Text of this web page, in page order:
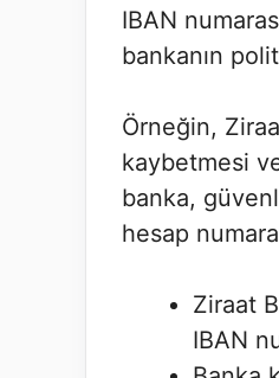
IBAN
bankanın
Örneğin,
kaybetmesi
banka,
hesap
Ziraat
IBAN